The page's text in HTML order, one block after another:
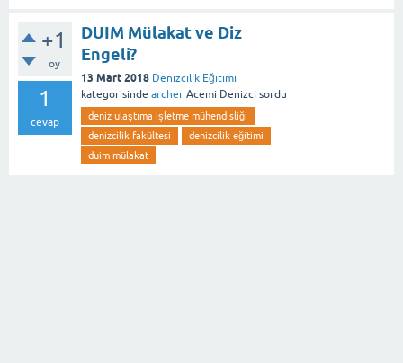
+1
oy
1
cevap
DUIM Mülakat ve Diz
Engeli?
13 Mart 2018 Denizcilik Eğitimi
kategorisinde archer Acemi Denizci sordu
deniz ulaştıma işletme mühendisliği
denizcilik fakültesi
denizcilik eğitimi
duim mülakat